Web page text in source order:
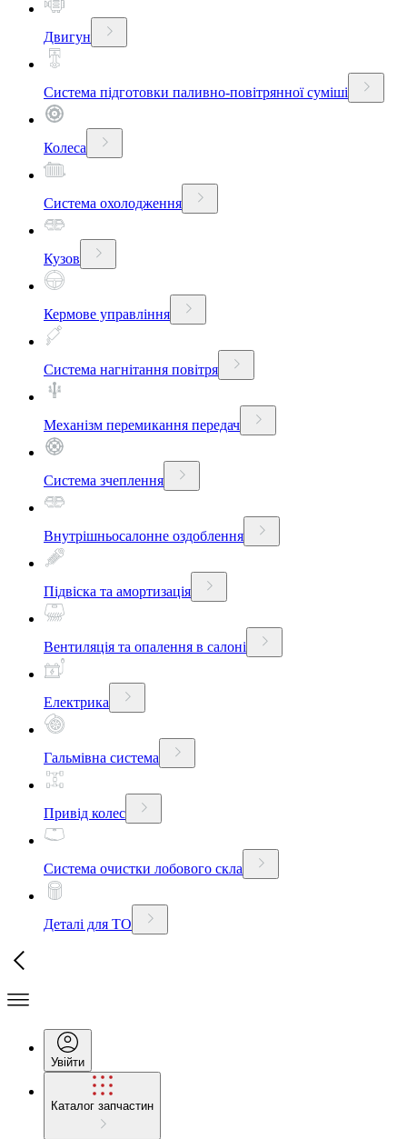
Двигун
Система підготовки паливно-повітрянної суміші
Колеса
Система охолодження
Кузов
Кермове управління
Система нагнітання повітря
Механізм перемикання передач
Система зчеплення
Внутрішньосалонне оздоблення
Підвіска та амортизація
Вентиляція та опалення в салоні
Електрика
Гальмівна система
Привід колес
Система очистки лобового скла
Деталі для ТО
Увійти
Каталог запчастин